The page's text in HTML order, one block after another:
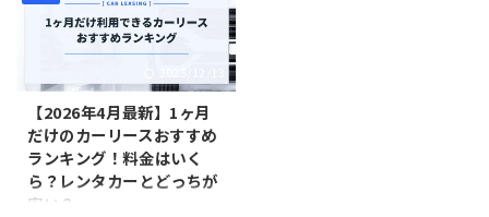
ュレーションなどを紹介してい
る。「3ヶ月だけ車を使いた
い」を考えている人は参考にし
【2026年4月最新】1ヶ月
だけのカーリースおすすめ
ランキング！料金はいく
ら？レンタカーとどっちが
安い？